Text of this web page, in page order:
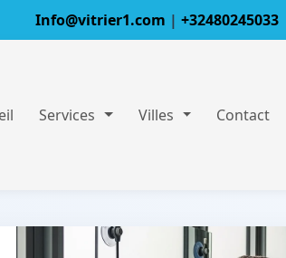
Info@vitrier1.com | +32480245033
Services Villes Contact